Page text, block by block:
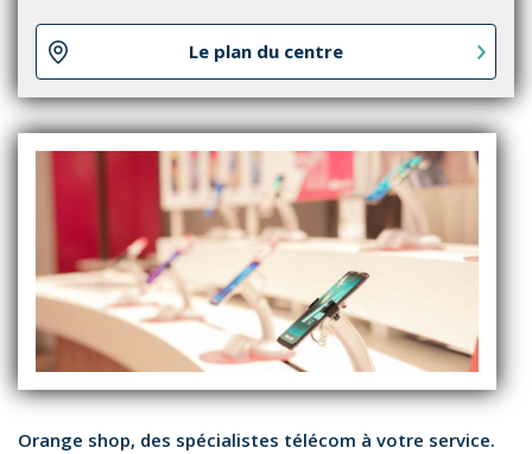
Orange shop, des spécialistes télécom à votre service.
Le plan du centre